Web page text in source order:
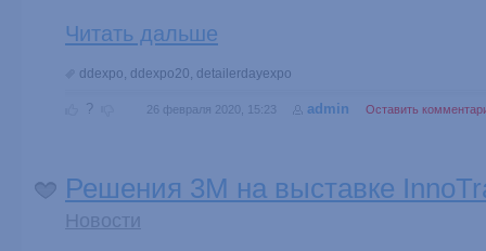
Читать дальше
ddexpo, ddexpo20, detailerdayexpo
? 26 февраля 2020, 15:23 admin Оставить
Решения 3М на выставке
Новости